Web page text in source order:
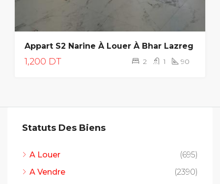
Appart S2 Narine À Louer À Bhar Lazreg
1,200 DT 2 1 90
Statuts Des Biens
A Louer
(695)
A Vendre
(2390)